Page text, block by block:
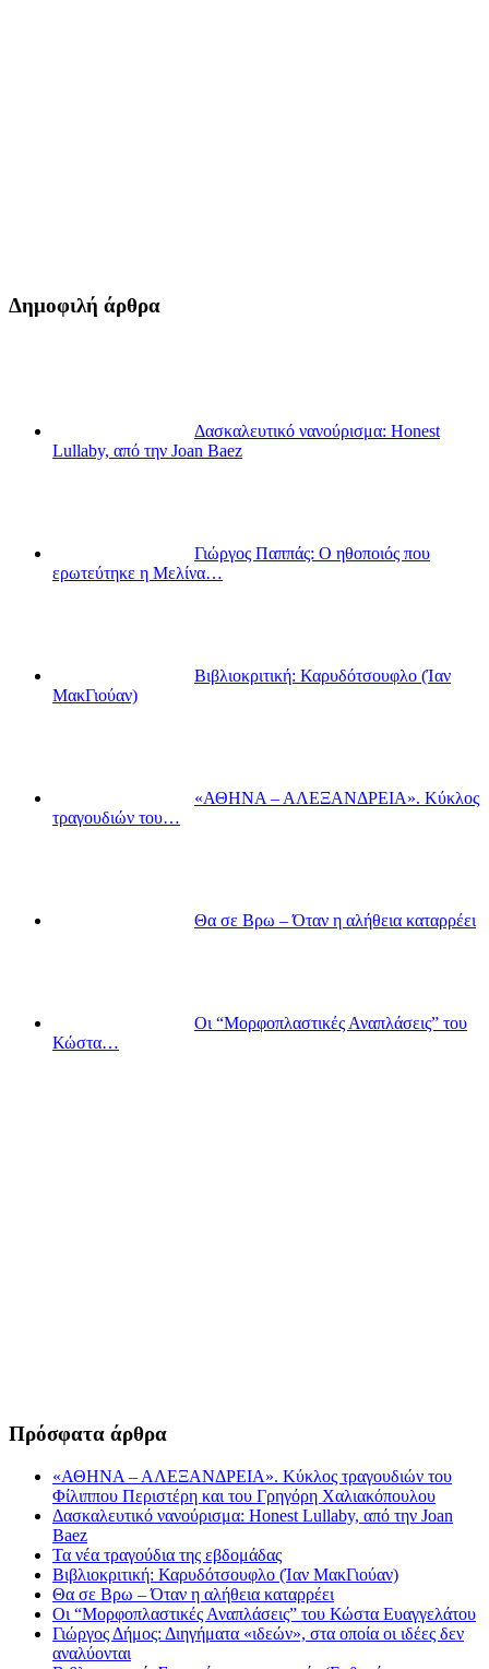
Δημοφιλή άρθρα
Δασκαλευτικό νανούρισμα: Honest
Lullaby, από την Joan Baez
Γιώργος Παππάς: Ο ηθοποιός που
ερωτεύτηκε η Μελίνα…
Βιβλιοκριτική: Καρυδότσουφλο (Ίαν
ΜακΓιούαν)
«ΑΘΗΝΑ – ΑΛΕΞΑΝΔΡΕΙΑ». Κύκλος
τραγουδιών του…
Θα σε Βρω – Όταν η αλήθεια καταρρέει
Οι “Μορφοπλαστικές Αναπλάσεις” του
Κώστα…
Πρόσφατα άρθρα
«ΑΘΗΝΑ – ΑΛΕΞΑΝΔΡΕΙΑ». Κύκλος τραγουδιών του
Φίλιππου Περιστέρη και του Γρηγόρη Χαλιακόπουλου
Δασκαλευτικό νανούρισμα: Honest Lullaby, από την Joan
Baez
Τα νέα τραγούδια της εβδομάδας
Βιβλιοκριτική: Καρυδότσουφλο (Ίαν ΜακΓιούαν)
Θα σε Βρω – Όταν η αλήθεια καταρρέει
Οι “Μορφοπλαστικές Αναπλάσεις” του Κώστα Ευαγγελάτου
Γιώργος Δήμος: Διηγήματα «ιδεών», στα οποία οι ιδέες δεν
αναλύονται